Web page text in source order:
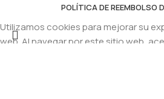
POLÍTICA DE REEMBOLSO
Utilizamos cookies para mejorar su
web. Al navegar por este sitio web,